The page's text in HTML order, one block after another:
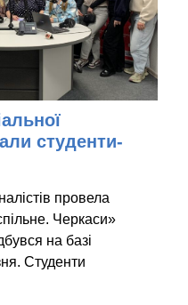
студенти-
провела
Черкаси»
на базі
Студенти